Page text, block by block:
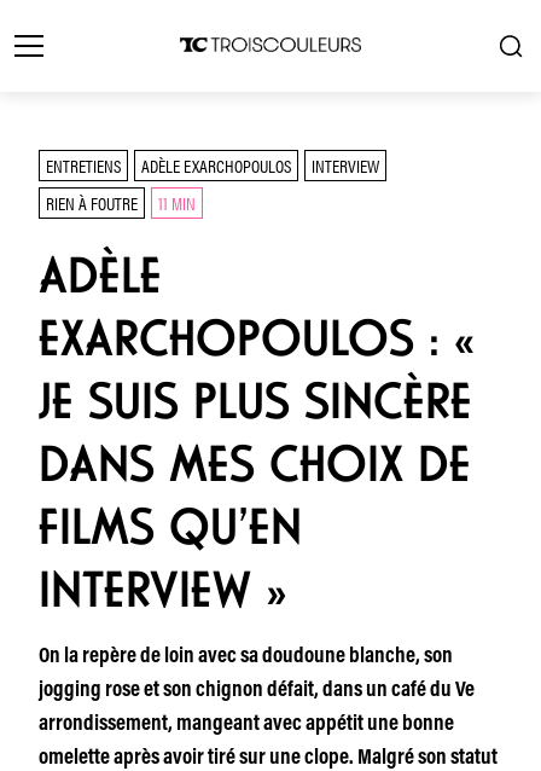
ENTRETIENS ADÈLE EXARCHOPOULOS
INTERVIEW
RIEN À FOUTRE
11 MIN
ADÈLE
EXARCHOPOULOS : «
JE SUIS PLUS SINCÈRE
DANS MES CHOIX DE
FILMS QU’EN
INTERVIEW »
On la repère de loin avec sa doudoune blanche, son
jogging rose et son chignon défait, dans un café du Ve
arrondissement, mangeant avec appétit une bonne
omelette après avoir tiré sur une clope. Malgré son statut